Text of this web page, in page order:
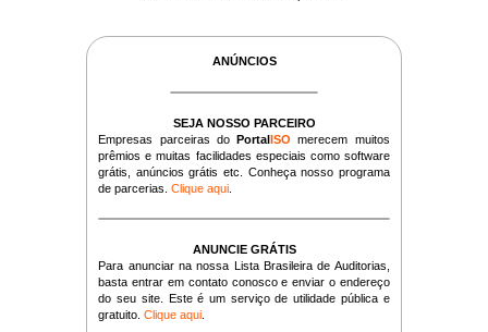
ANÚNCIOS
SEJA NOSSO PARCEIRO
Empresas parceiras doPortalISO merecem muitos
prêmios e muitas facilidades especiais como software
grátis, anúncios grátis etc. Conheça nosso programa
de parcerias.Clique aqui
ANUNCIE GRÁTIS
Para anunciar na nossa Lista Brasileira de Auditorias,
basta entrar em contato conosco e enviar o endereço
do seu site. Este é um serviço de utilidade pública e
gratuito.Clique aqui